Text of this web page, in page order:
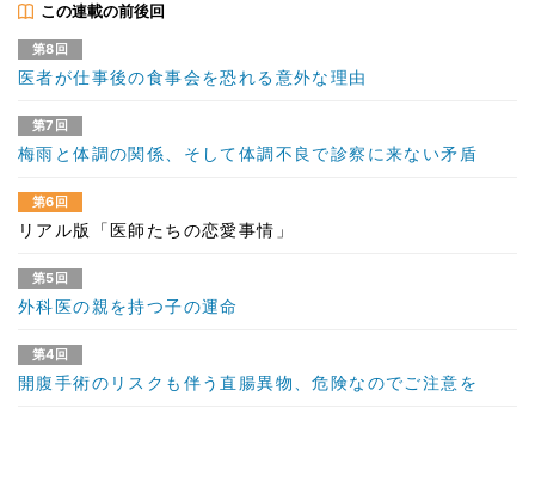
この連載の前後回
第8回
医者が仕事後の食事会を恐れる意外な理由
第7回
梅雨と体調の関係、そして体調不良で診察に来ない矛盾
第6回
リアル版「医師たちの恋愛事情」
第5回
外科医の親を持つ子の運命
第4回
開腹手術のリスクも伴う直腸異物、危険なのでご注意を